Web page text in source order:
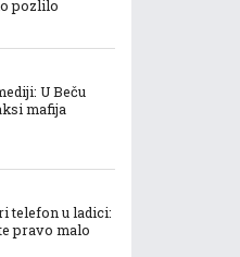
pozlilo
U Beču
mafija
telefon u ladici:
pravo malo